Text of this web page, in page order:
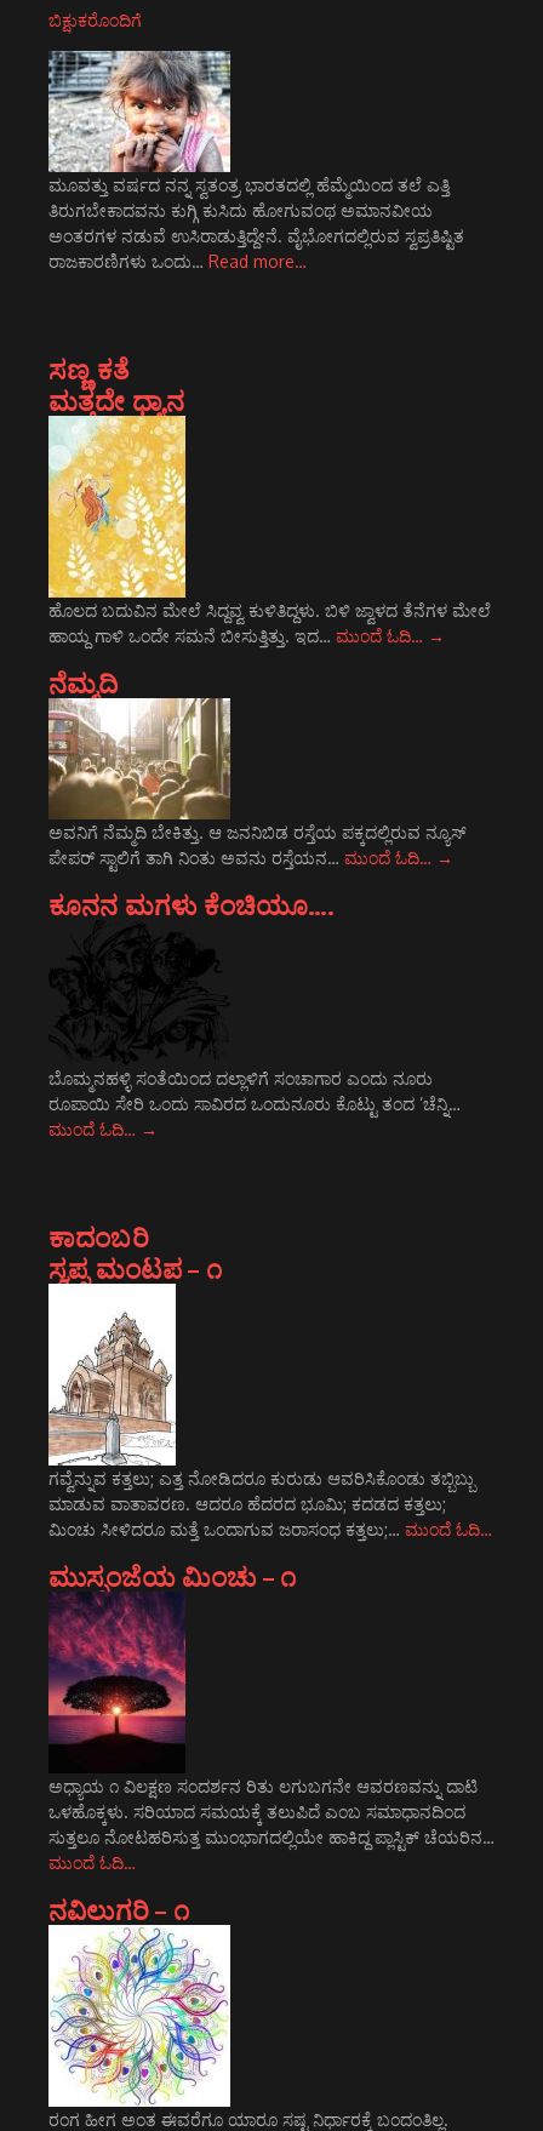
ಬಿಕ್ಷುಕರೊಂದಿಗೆ
ಮೂವತ್ತು ವರ್ಷದ ನನ್ನ ಸ್ವತಂತ್ರ ಭಾರತದಲ್ಲಿ ಹೆಮ್ಮೆಯಿಂದ ತಲೆ ಎತ್ತಿ
ತಿರುಗಬೇಕಾದವನು ಕುಗ್ಗಿ ಕುಸಿದು ಹೋಗುವಂಥ ಅಮಾನವೀಯ
ಅಂತರಗಳ ನಡುವೆ ಉಸಿರಾಡುತ್ತಿದ್ದೇನೆ. ವೈಭೋಗದಲ್ಲಿರುವ ಸ್ವಪ್ರತಿಷ್ಟಿತ
ರಾಜಕಾರಣಿಗಳು ಒಂದು… Read more…
ಸಣ್ಣ ಕತೆ
ಮತ್ತದೇ ಧ್ಯಾನ
ಹೊಲದ ಬದುವಿನ ಮೇಲೆ ಸಿದ್ದವ್ವ ಕುಳಿತಿದ್ದಳು. ಬಿಳಿ ಜ್ವಾಳದ ತೆನೆಗಳ ಮೇಲೆ
ಹಾಯ್ದ ಗಾಳಿ ಒಂದೇ ಸಮನೆ ಬೀಸುತ್ತಿತ್ತು. ಇದ… ಮುಂದೆ ಓದಿ… →
ನೆಮ್ಮದಿ
ಅವನಿಗೆ ನೆಮ್ಮದಿ ಬೇಕಿತ್ತು. ಆ ಜನನಿಬಿಡ ರಸ್ತೆಯ ಪಕ್ಕದಲ್ಲಿರುವ ನ್ಯೂಸ್
ಪೇಪರ್ ಸ್ಟಾಲಿಗೆ ತಾಗಿ ನಿಂತು ಅವನು ರಸ್ತೆಯನ… ಮುಂದೆ ಓದಿ… →
ಕೂನನ ಮಗಳು ಕೆಂಚಿಯೂ….
ಬೊಮ್ಮನಹಳ್ಳಿ ಸಂತೆಯಿಂದ ದಲ್ಲಾಳಿಗೆ ಸಂಚಾಗಾರ ಎಂದು ನೂರು
ರೂಪಾಯಿ ಸೇರಿ ಒಂದು ಸಾವಿರದ ಒಂದುನೂರು ಕೊಟ್ಟು ತಂದ ’ಚೆನ್ನಿ…
ಮುಂದೆ ಓದಿ… →
ಕಾದಂಬರಿ
ಸ್ವಪ್ನ ಮಂಟಪ – ೧
ಗವ್ವೆನ್ನುವ ಕತ್ತಲು; ಎತ್ತ ನೋಡಿದರೂ ಕುರುಡು ಆವರಿಸಿಕೊಂಡು ತಬ್ಬಿಬ್ಬು
ಮಾಡುವ ವಾತಾವರಣ. ಆದರೂ ಹೆದರದ ಭೂಮಿ; ಕದಡದ ಕತ್ತಲು;
ಮಿಂಚು ಸೀಳಿದರೂ ಮತ್ತೆ ಒಂದಾಗುವ ಜರಾಸಂಧ ಕತ್ತಲು;… ಮುಂದೆ ಓದಿ…
ಮುಸ್ಸಂಜೆಯ ಮಿಂಚು – ೧
ಅಧ್ಯಾಯ ೧ ವಿಲಕ್ಷಣ ಸಂದರ್ಶನ ರಿತು ಲಗುಬಗನೇ ಆವರಣವನ್ನು ದಾಟಿ
ಒಳಹೊಕ್ಕಳು. ಸರಿಯಾದ ಸಮಯಕ್ಕೆ ತಲುಪಿದೆ ಎಂಬ ಸಮಾಧಾನದಿಂದ
ಸುತ್ತಲೂ ನೋಟಹರಿಸುತ್ತ ಮುಂಭಾಗದಲ್ಲಿಯೇ ಹಾಕಿದ್ದ ಪ್ಲಾಸ್ಟಿಕ್ ಚೆಯರಿನ…
ಮುಂದೆ ಓದಿ…
ನವಿಲುಗರಿ – ೧
ರಂಗ ಹೀಗ ಅಂತ ಈವರೆಗೂ ಯಾರೂ ಸಷ್ಟ ನಿರ್ಧಾರಕ್ಕೆ ಬಂದಂತಿಲ್ಲ.